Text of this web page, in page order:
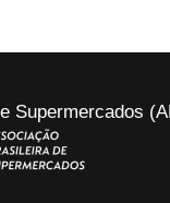
Supermercados